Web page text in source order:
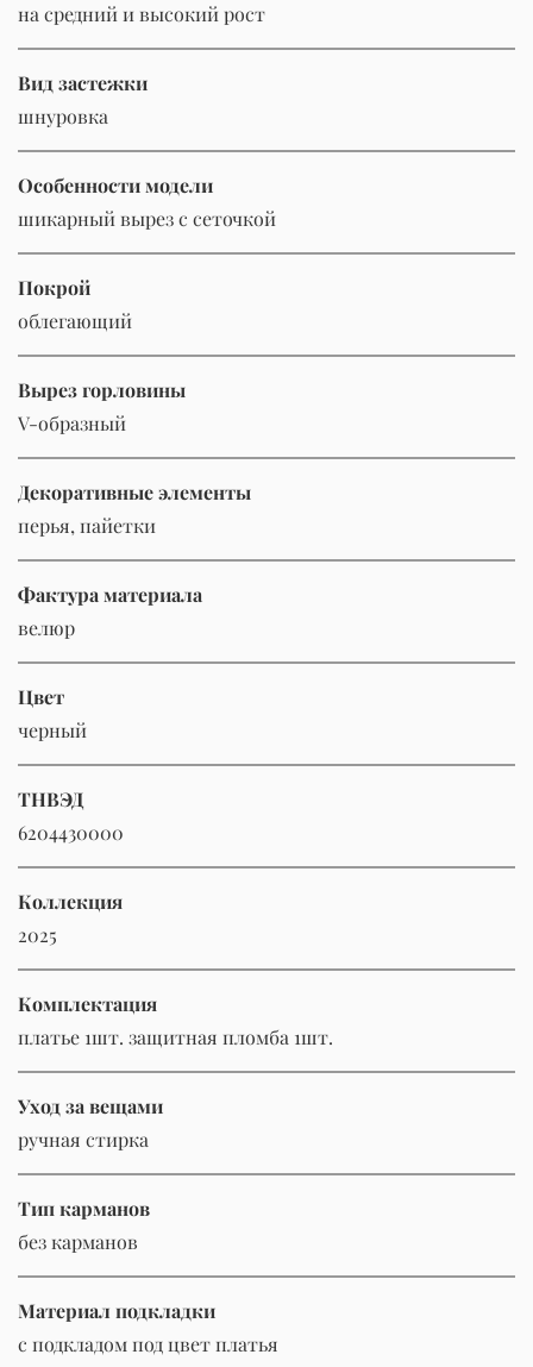
на средний и высокий рост
Вид застежки
шнуровка
Особенности модели
шикарный вырез с сеточкой
Покрой
облегающий
Вырез горловины
V-образный
Декоративные элементы
перья, пайетки
Фактура материала
велюр
Цвет
черный
ТНВЭД
6204430000
Коллекция
2025
Комплектация
платье 1шт. защитная пломба 1шт.
Уход за вещами
ручная стирка
Тип карманов
без карманов
Материал подкладки
с подкладом под цвет платья